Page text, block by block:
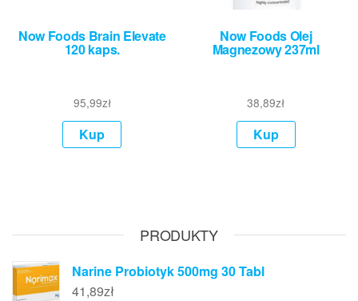
Now Foods Brain Elevate
120 kaps.
95,99zł
Kup
Now Foods Olej
Magnezowy 237ml
38,89zł
Kup
PRODUKTY
Narine Probiotyk 500mg 30 Tabl
41,89zł